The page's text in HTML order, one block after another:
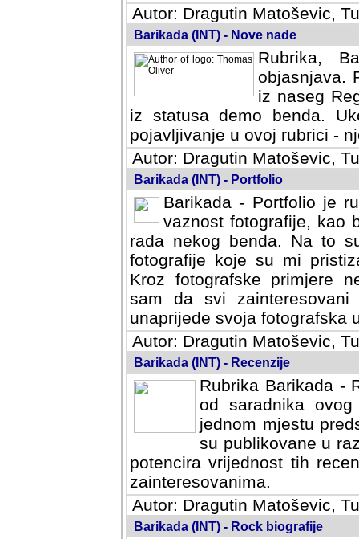
Autor: Dragutin Matoševic,
Barikada (INT) - Nove nade
Rubrika,
objasnjava.
iz naseg
iz statusa demo benda.
pojavljivanje u ovoj rubrici -
Autor: Dragutin Matoševic,
Barikada (INT) - Portfolio
Barikada - Portfolio je
vaznost fotografije, kao
rada nekog benda. Na to
fotografije koje su mi
fotografske primjere
svi zainteresovani
svoja fotografska umijeca.
Autor: Dragutin Matoševic,
Barikada (INT) - Recenzije
Rubrika Barikada -
od saradnika
jednom mjestu
su publikovane u
potencira vrijednost tih
zainteresovanima.
Autor: Dragutin Matoševic,
Barikada (INT) - Rock biografije